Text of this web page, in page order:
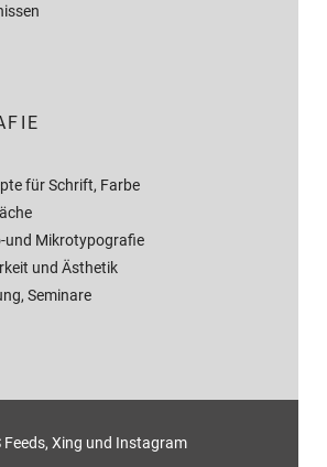
für Schrift, Farbe
und Mikrotypografie
und Ästhetik
Seminare
Feeds, Xing und Instagram